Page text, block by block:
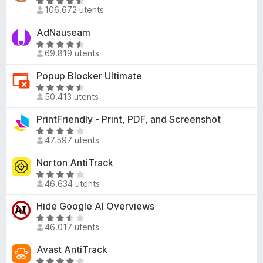
s
5
4
2
s
5
t
d
e
3
6
s
5
a
u
t
d
e
4
6
s
5
106.672 utents
AdNauseam
V
a
l
u
t
d
e
4
7
s
5
69.819 utents
Popup Blocker Ultimate
V
a
l
u
t
d
e
4
7
s
5
50.413 utents
PrintFriendly - Print, PDF, and Screenshot
V
a
l
u
t
d
e
4
2
47.597 utents
Norton AntiTrack
V
a
l
u
t
d
46.634 utents
Hide Google AI Overviews
V
a
u
46.017 utents
Avast AntiTrack